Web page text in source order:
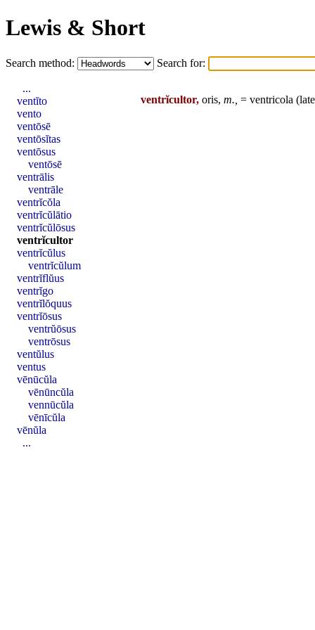
Lewis & Short
Search method: Search for:
ventrĭcultor, oris, m., = ventricola (late
...
ventĭto
vento
ventōsē
ventōsĭtas
ventōsus
ventōsē
ventrālis
ventrāle
ventrĭcŏla
ventrĭcŭlātio
ventrĭcŭlōsus
ventrĭcultor
ventrĭcŭlus
ventrĭcŭlum
ventrĭflŭus
ventrĭgo
ventrĭlŏquus
ventrĭōsus
ventrŭōsus
ventrōsus
ventŭlus
ventus
vēnūcŭla
vēnūncŭla
vennūcŭla
vēnīcŭla
vēnŭla
...